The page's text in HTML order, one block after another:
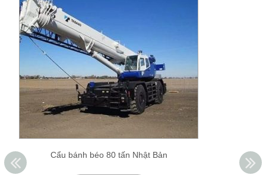
Cẩu bánh béo 80 tấn Nhật Bản